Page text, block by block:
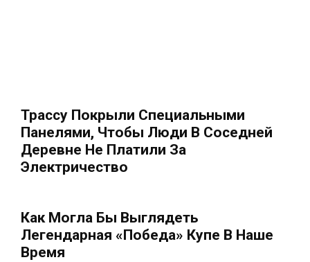
Трассу Покрыли Специальными
Панелями, Чтобы Люди В Соседней
Деревне Не Платили За
Электричество
Как Могла Бы Выглядеть
Легендарная «Победа» Купе В Наше
Время